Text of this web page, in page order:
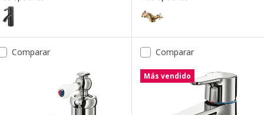
DALSKÄR, Grifo lavabo, negroOpción: RUNSKÄR, Grifo para
Comparar Comparar
Más vendido